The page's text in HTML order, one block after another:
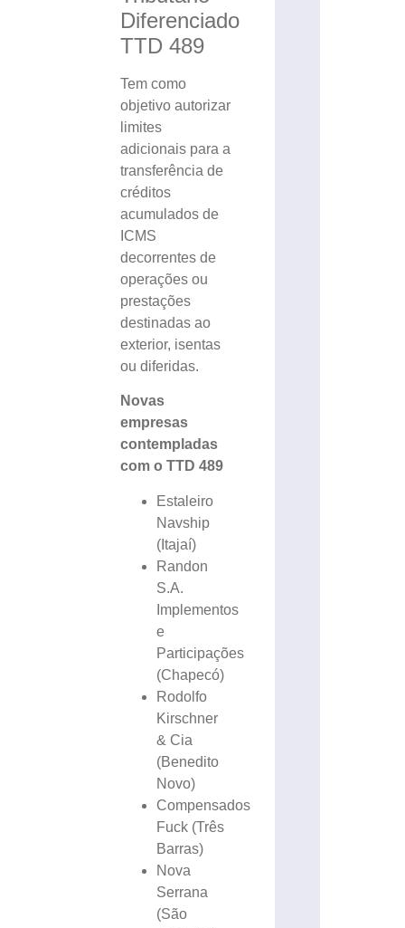
Diferenciado
TTD 489
Tem como
objetivo autorizar
limites
adicionais para a
transferência de
créditos
acumulados de
ICMS
decorrentes de
operações ou
prestações
destinadas ao
exterior, isentas
ou diferidas.
Novas
empresas
contempladas
com o TTD 489
Estaleiro
Navship
(Itajaí)
Randon
S.A.
Implementos
e
Participações
(Chapecó)
Rodolfo
Kirschner
& Cia
(Benedito
Novo)
Compensados
Fuck (Três
Barras)
Nova
Serrana
(São